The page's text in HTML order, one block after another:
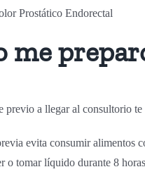
Prostático Endorectal
me
previo a llegar al consultorio
evita consumir alimentos
o tomar líquido durante 8